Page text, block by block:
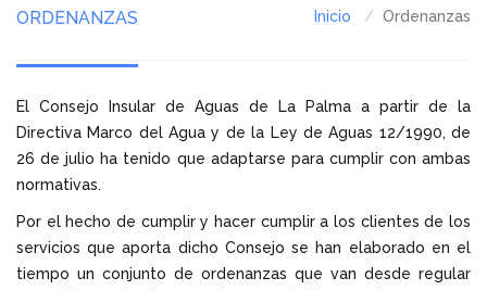
ORDENANZAS Inicio Ordenanzas
El Consejo Insular de Aguas de La Palma a partir de la
Directiva Marco del Agua y de la Ley de Aguas 12/1990, de
26 de julio ha tenido que adaptarse para cumplir con ambas
normativas.
Por el hecho de cumplir y hacer cumplir a los clientes de los
servicios que aporta dicho Consejo se han elaborado en el
tiempo un conjunto de ordenanzas que van desde regular